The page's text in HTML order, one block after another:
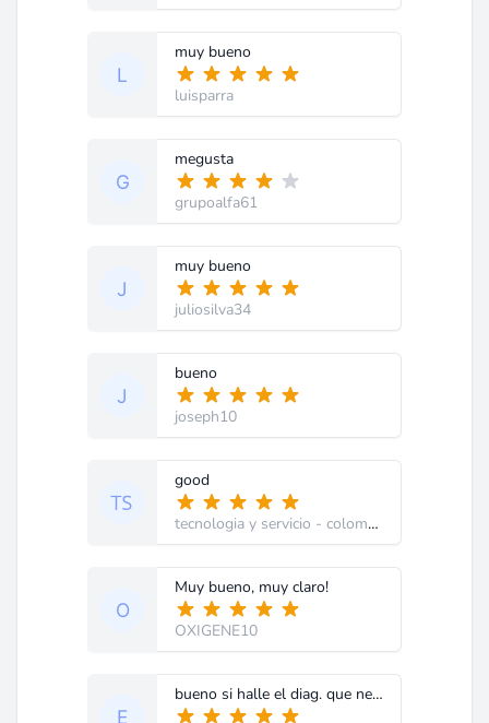
muy bueno
luisparra
megusta
grupoalfa61
muy bueno
juliosilva34
bueno
joseph10
good
tecnologia y servicio - colombia
Muy bueno, muy claro!
OXIGENE10
bueno si halle el diag. que necesito